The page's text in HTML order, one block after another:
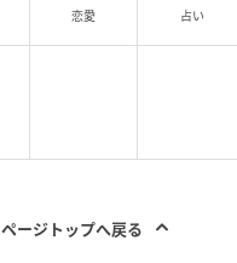
恋愛 占い
ページトップへ戻る